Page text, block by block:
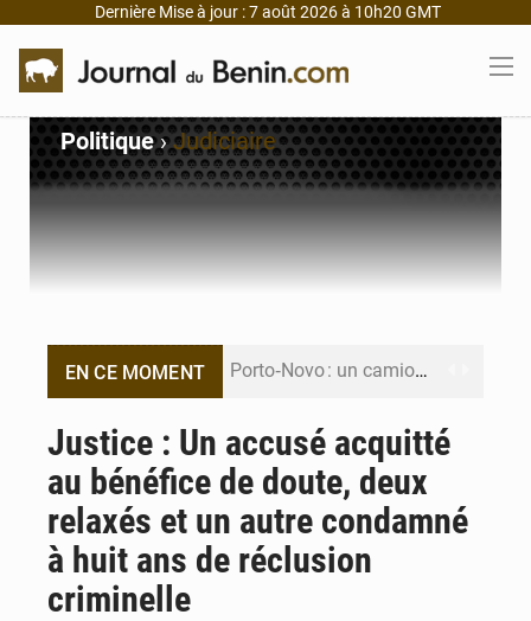
Dernière Mise à jour : 7 août 2026 à 10h20 GMT
Politique›Judiciaire
EN CE MOMENT Porto‑Novo : un camion de produits pétroliers embrase Avakpa
Bénin : Djogbénou inspecte le chantier du siège de l’Assemblée
Bénin et Canada scellent un partenariat inédit
Justice : Un accusé acquitté
au bénéfice de doute, deux
relaxés et un autre condamné
à huit ans de réclusion
criminelle